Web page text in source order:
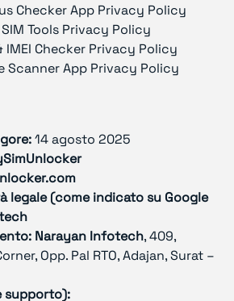
Checker App Privacy Policy
Tools Privacy Policy
IMEI Checker Privacy Policy
Scanner App Privacy Policy
14 agosto 2025
legale (come indicato su Google
Narayan Infotech, 409,
Opp. Pal RTO, Adajan, Surat –
supporto):